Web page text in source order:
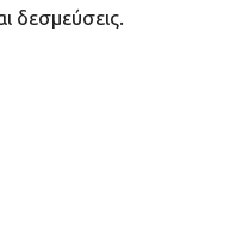
δεσμεύσεις.